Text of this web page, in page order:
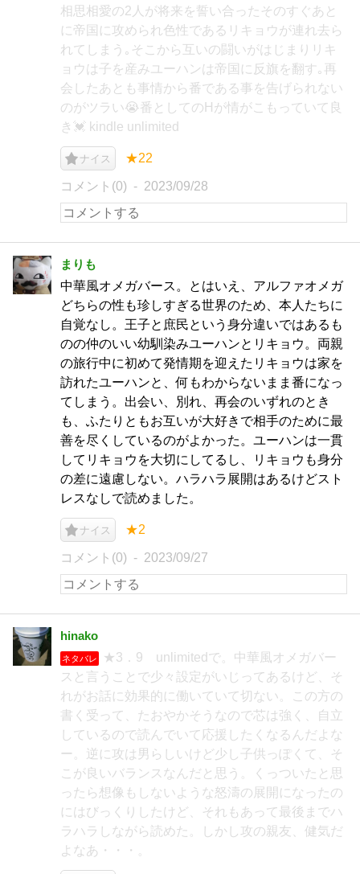
相思相愛の2人が将来を誓い合ったそのすぐあと
に帝国に攻められ色性であるリキョウが連れ去ら
れてしまう｡そこから互いの闘いがはじまりリキ
ョウは子を産みユーハンは帝国に反旗を翻す｡再
会したあとも事情から番である事を告げられない
のがツラい😭番としてのHが情がこもっていて良
き💓 kindle unlimited
ナイス ★22
コメント(0) 2023/09/28
まりも
中華風オメガバース。とはいえ、アルファオメガ
どちらの性も珍しすぎる世界のため、本人たちに
自覚なし。王子と庶民という身分違いではあるも
のの仲のいい幼馴染みユーハンとリキョウ。両親
の旅行中に初めて発情期を迎えたリキョウは家を
訪れたユーハンと、何もわからないまま番になっ
てしまう。出会い、別れ、再会のいずれのとき
も、ふたりともお互いが大好きで相手のために最
善を尽くしているのがよかった。ユーハンは一貫
してリキョウを大切にしてるし、リキョウも身分
の差に遠慮しない。ハラハラ展開はあるけどスト
レスなしで読めました。
ナイス ★2
コメント(0) 2023/09/27
hinako
ネタバレ
★3．9 unlimitedで。中華風オメガバー
スと言うことで少々設定がいじってあるけど、そ
れがお話に効果的に働いていて切ない。この方の
書く受って、たおやかそうなので芯は強く、自立
しているので読んでいて応援したくなるんだよな
ー。逆に攻は男らしいけど少し子供っぽくて、そ
こが良いバランスなんだと思う。くっついたと思
ったら想像もしないような怒濤の展開になったの
にはびっくりしたけど、それもあって最後までハ
ラハラしながら読めた。しかし攻の親友、健気だ
よなあ・・・。